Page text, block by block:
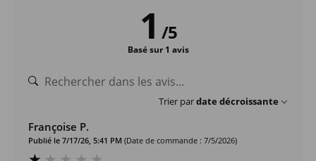
1 /5
Basé sur 1 avis
Trier pardate décroissante
Françoise P.
Publié le 7/17/26, 5:41 PM (Date de commande : 7/5/2026)